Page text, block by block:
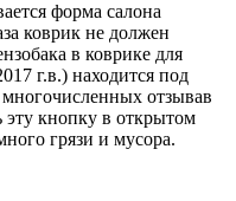
форма салона
коврик не должен
в коврике для
г.в.) находится под
отзывав
эту кнопку в открытом
грязи и мусора.